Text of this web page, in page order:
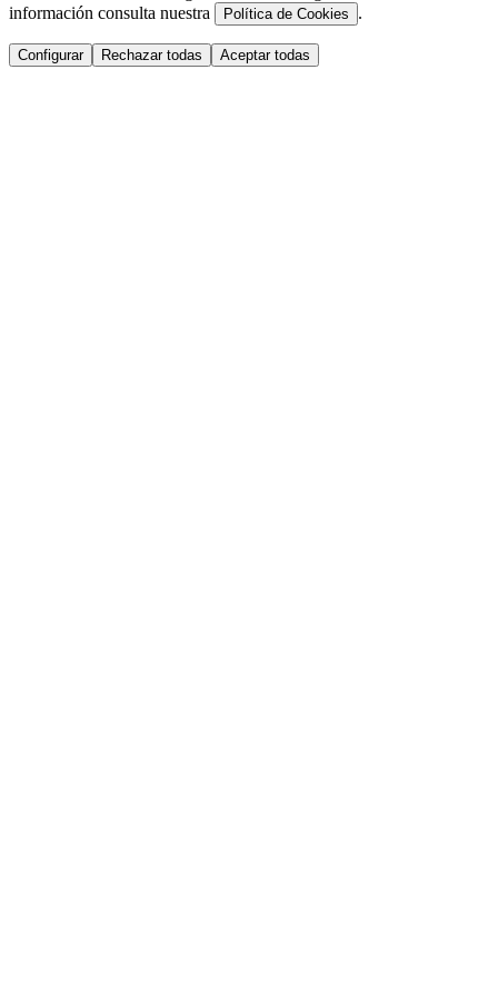
información consulta nuestra
Política de Cookies .
Configurar Rechazar todas Aceptar todas